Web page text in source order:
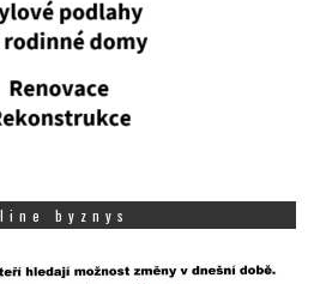
byznys